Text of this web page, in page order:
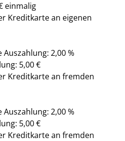
einmalig
Kreditkarte an eigenen
2,00 %
5,00 €
Kreditkarte an fremden
2,00 %
5,00 €
Kreditkarte an fremden